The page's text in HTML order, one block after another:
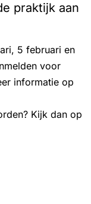
praktijk aan
5 februari en
voor
informatie op
Kijk dan op